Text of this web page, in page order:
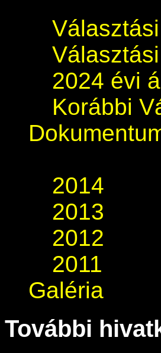
2024 évi
Korábbi
2014
2013
2012
2011
Galéria
További